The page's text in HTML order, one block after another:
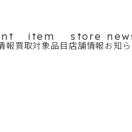
報
item
買取対象品目
store
店舗情報 お知